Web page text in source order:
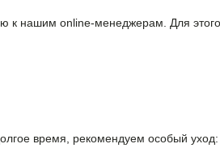
к нашим online-менеджерам. Для
время, рекомендуем особый уход: